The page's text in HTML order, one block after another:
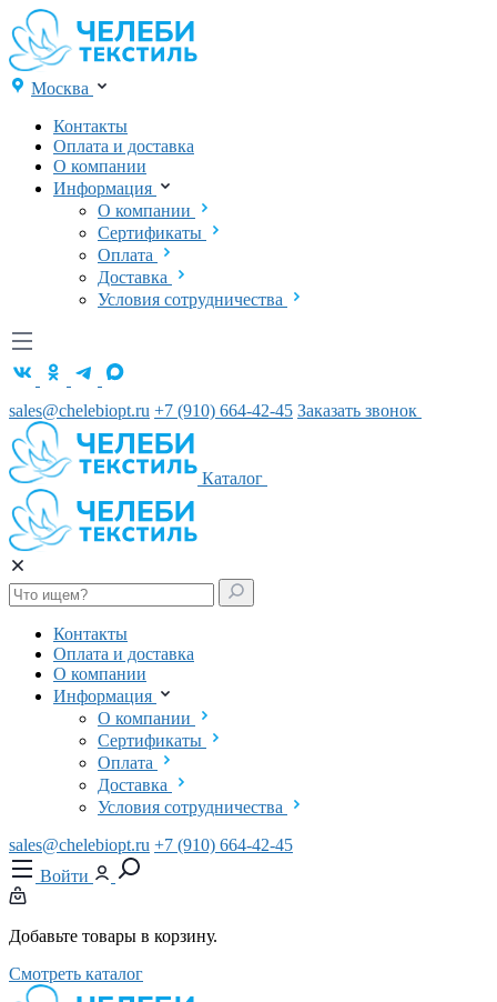
Москва
Контакты
Оплата и доставка
О компании
Информация
О компании
Сертификаты
Оплата
Доставка
Условия сотрудничества
sales@chelebiopt.ru +7 (910) 664-42-45 Заказать звонок
Каталог
Контакты
Оплата и доставка
О компании
Информация
О компании
Сертификаты
Оплата
Доставка
Условия сотрудничества
sales@chelebiopt.ru +7 (910) 664-42-45
Войти
Добавьте товары в корзину.
Смотреть каталог